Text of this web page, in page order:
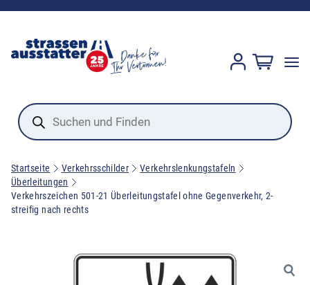
Products
search
Startseite Verkehrsschilder
Verkehrslenkungstafeln
Überleitungen
Verkehrszeichen 501-21 Überleitungstafel ohne Gegenverkehr, 2-
streifig nach rechts